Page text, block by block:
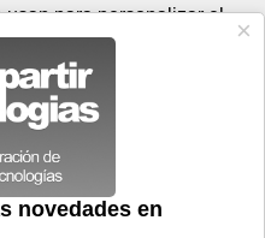
Registrar Conectar
para personalizar el
ofrecer funciones de medios
Además, compartimos
del sitio web con nuestros
publicidad y de análisis
OK